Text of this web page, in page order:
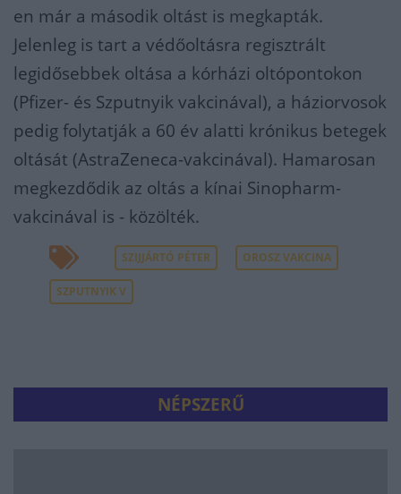
en már a második oltást is megkapták.
Jelenleg is tart a védőoltásra regisztrált
legidősebbek oltása a kórházi oltópontokon
(Pfizer- és Szputnyik vakcinával), a háziorvosok
pedig folytatják a 60 év alatti krónikus betegek
oltását (AstraZeneca-vakcinával). Hamarosan
megkezdődik az oltás a kínai Sinopharm-
vakcinával is - közölték.
SZIJJÁRTÓ PÉTER OROSZ VAKCINA
SZPUTNYIK V
NÉPSZERŰ